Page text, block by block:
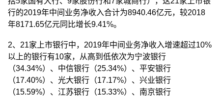
行的2019年中间业务净收入合计为8940.46亿元，较2018
年8171.65亿元同比增长9.41%。
2、21家上市银行中，2019年中间业务净收入增速超过10%
以上的银行有10家，从高到低依次为宁波银行
（34.34%）、中信银行（25.34%）、平安银行
（17.40%）、光大银行（17.17%）、兴业银行
（15.59%）、江苏银行（15.33%）、南京银行